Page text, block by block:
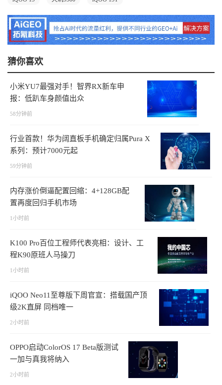
猜你喜欢
小米YU7最强对手！智界RX新车申
报：低趴车身颜值出众
58分钟前
行业首款！华为阔直板手机确定归属Pura X
系列：预计7000元起
59分钟前
内存涨价倒逼配置回缩：4+128GB配
置再度回归手机市场
1小时前
K100 Pro百位工程师代表亮相：设计、工
程K90原班人马操刀
1小时前
iQOO Neo11至尊版下周官宣：搭载国产顶
级2K直屏 同档唯一
2小时前
OPPO启动ColorOS 17 Beta版测试
一加与真我将纳入
2小时前